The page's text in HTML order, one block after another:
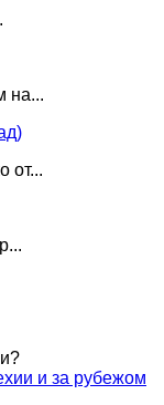
на...
от...
и за рубежом